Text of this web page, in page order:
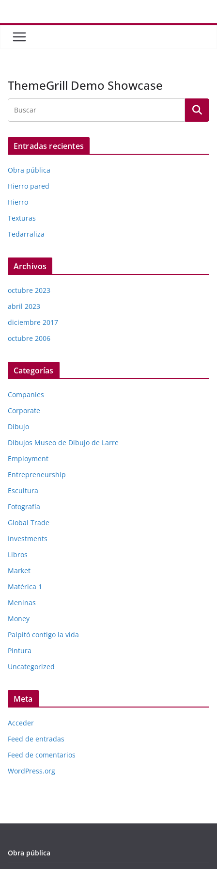
contenido
ThemeGrill Demo Showcase
Entradas recientes
Obra pública
Hierro pared
Hierro
Texturas
Tedarraliza
Archivos
octubre 2023
abril 2023
diciembre 2017
octubre 2006
Categorías
Companies
Corporate
Dibujo
Dibujos Museo de Dibujo de Larre
Employment
Entrepreneurship
Escultura
Fotografía
Global Trade
Investments
Libros
Market
Matérica 1
Meninas
Money
Palpitó contigo la vida
Pintura
Uncategorized
Meta
Acceder
Feed de entradas
Feed de comentarios
WordPress.org
Obra pública